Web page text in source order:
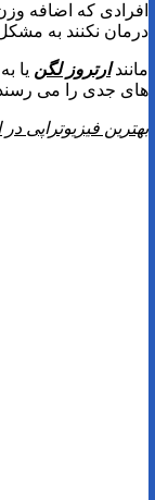
افرادی که اضافه
درمان نکنند به
مانندارتروز لگن یا
های جدی را می
بهترین فیزیوتراپی